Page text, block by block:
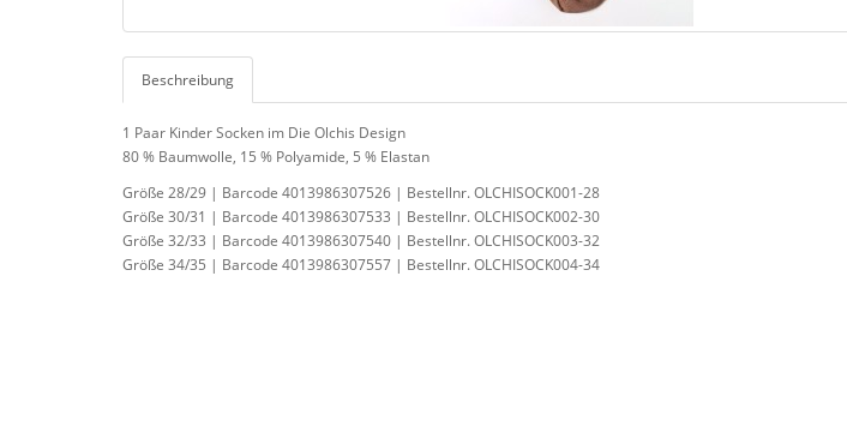
Beschreibung
1 Paar Kinder Socken im Die Olchis Design
80 % Baumwolle, 15 % Polyamide, 5 % Elastan
Größe 28/29 | Barcode 4013986307526 | Bestellnr. OLCHISOCK001-28
Größe 30/31 | Barcode 4013986307533 | Bestellnr. OLCHISOCK002-30
Größe 32/33 | Barcode 4013986307540 | Bestellnr. OLCHISOCK003-32
Größe 34/35 | Barcode 4013986307557 | Bestellnr. OLCHISOCK004-34